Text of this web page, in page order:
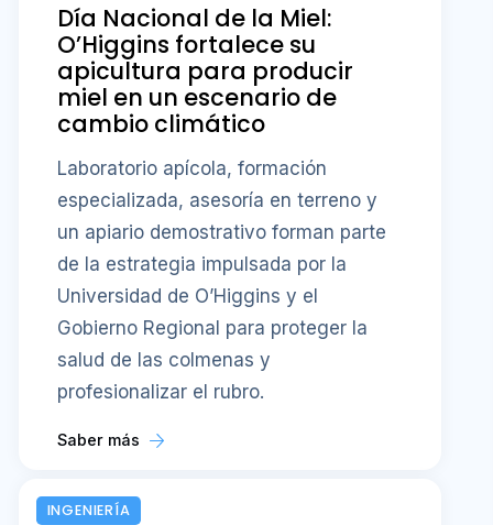
Día Nacional de la Miel:
O’Higgins fortalece su
apicultura para producir
miel en un escenario de
cambio climático
Laboratorio apícola, formación
especializada, asesoría en terreno y
un apiario demostrativo forman parte
de la estrategia impulsada por la
Universidad de O’Higgins y el
Gobierno Regional para proteger la
salud de las colmenas y
profesionalizar el rubro.
Saber más
INGENIERÍA